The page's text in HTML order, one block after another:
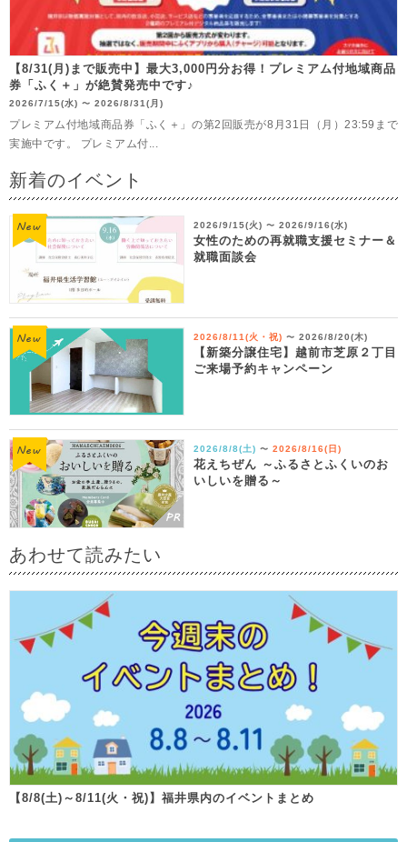
【8/31(月)まで販売中】最大3,000円分お得！プレミアム付地域商品
券「ふく＋」が絶賛発売中です♪
2026/7/15(水) 〜 2026/8/31(月)
プレミアム付地域商品券「ふく＋」の第2回販売が8月31日（月）23:59まで
実施中です。 プレミアム付...
新着のイベント
2026/9/15(火) 〜 2026/9/16(水)
女性のための再就職支援セミナー＆
就職面談会
2026/8/11(火・祝) 〜 2026/8/20(木)
【新築分譲住宅】越前市芝原２丁目
ご来場予約キャンペーン
2026/8/8(土) 〜 2026/8/16(日)
花えちぜん ～ふるさとふくいのお
いしいを贈る～
あわせて読みたい
【8/8(土)～8/11(火・祝)】福井県内のイベントまとめ